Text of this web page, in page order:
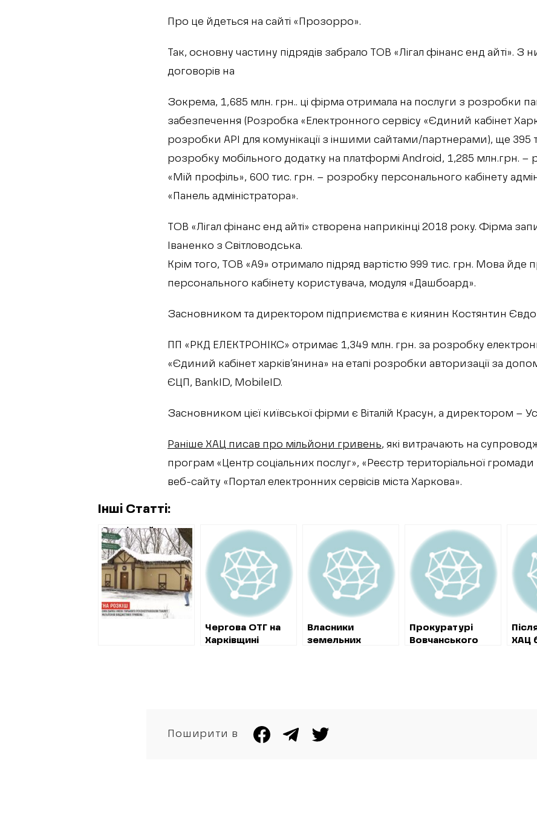
Про це йдеться на сайті «Прозорро».
Так, основну частину підрядів забрало ТОВ «Лігал фінанс енд айті». З
договорів на
Зокрема, 1,685 млн. грн.. ці фірма отримала на послуги з розробки
забезпечення (Розробка «Електронного сервісу «Єдиний кабінет
розробки АРІ для комунікації з іншими сайтами/партнерами), ще 395
розробку мобільного додатку на платформі Android, 1,285 млн.грн.
«Мій профіль», 600 тис. грн. – розробку персонального кабінету
«Панель адміністратора».
ТОВ «Лігал фінанс енд айті» створена наприкінці 2018 року. Фірма
Іваненко з Світловодська.
Крім того, ТОВ «А9» отримало підряд вартістю 999 тис. грн. Мова йде
персонального кабінету користувача, модуля «Дашбоард».
Засновником та директором підприємства є киянин Костянтин
ПП «РКД ЕЛЕКТРОНІКС» отримає 1,349 млн. грн. за розробку
«Єдиний кабінет харків’янина» на етапі розробки авторизації за
ЄЦП, BankID, MobileID.
Засновником цієї київської фірми є Віталій Красун, а директором –
Раніше ХАЦ писав про мільйони гривень, які витрачають на
програм «Центр соціальних послуг», «Реєстр територіальної громади
веб-сайту «Портал електронних сервісів міста Харкова».
Інші Статті:
Розкішний туалет
в парку Горького:
відкрито
кримінальне
провадження
Чергова ОТГ на
Харківщині
Власники
земельних
незаконні паркани
Прокуратурі
Вовчанського
ХАЦ
Поширити в